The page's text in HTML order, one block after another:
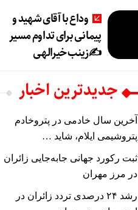
وداع با آقای شهید و
پیمانی برای تداوم مسیر
✍زینب خیرالهی
جديدترين اخبار
آخرین سال خادمی در پتروخادم
پتروشیمی ایلام، شاید …
ثبت رکورد جهانی جابه‌جایی زائران
در مرز مهران
رشد ۲۴ درصدی تردد زائران در